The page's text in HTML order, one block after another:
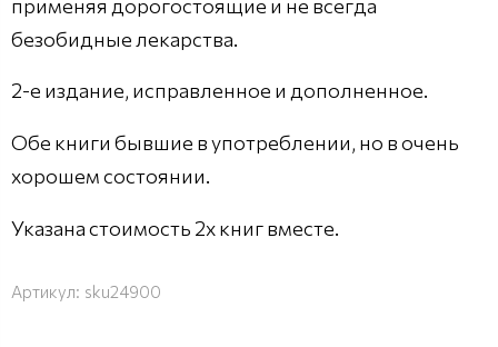
применяя дорогостоящие и не всегда
безобидные лекарства.
2-е издание, исправленное и дополненное.
Обе книги бывшие в употреблении, но в очень
хорошем состоянии.
Указана стоимость 2х книг вместе.
Артикул: sku24900